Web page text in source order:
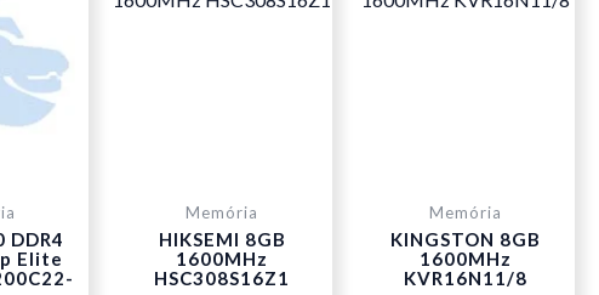
DDR4
Elite
Memória
HIKSEMI 8GB
1600MHz
HSC308S16Z1
Memória
KINGSTON 8GB
1600MHz
KVR16N11/8